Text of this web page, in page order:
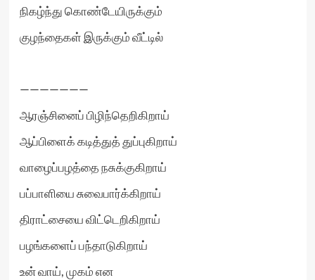
நிகழ்ந்து கொண்டேயிருக்கும்
குழந்தைகள் இருக்கும் வீட்டில்
———————
ஆரஞ்சினைப் பிழிந்தெறிகிறாய்
ஆப்பிளைக் கடித்துத் துப்புகிறாய்
வாழைப்பழத்தை நசுக்குகிறாய்
பப்பாளியை சுவைபார்க்கிறாய்
திராட்சையை விட்டெறிகிறாய்
பழங்களைப் பந்தாடுகிறாய்
உன் வாய், முகம் என